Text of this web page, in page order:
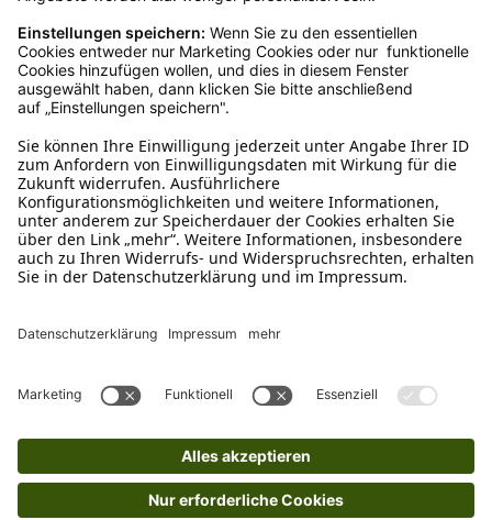
Kundenservice
Mo – Fr 9 – 17 Uhr, Sa 9 – 13 Uhr
Ruf uns an
04942-60 64 080
Schreibe uns
+49 1520 8997191
Tritt unserem Newsletter bei